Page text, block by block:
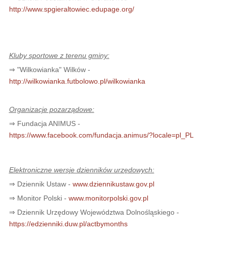
http://www.spgieraltowiec.edupage.org/
Kluby sportowe z terenu gminy:
⇒ "Wilkowianka" Wilków -
http://wilkowianka.futbolowo.pl/wilkowianka
Organizacje pozarządowe:
⇒ Fundacja ANIMUS -
https://www.facebook.com/fundacja.animus/?locale=pl_PL
Elektroniczne wersje dzienników urzędowych:
⇒ Dziennik Ustaw - www.dziennikustaw.gov.pl
⇒ Monitor Polski - www.monitorpolski.gov.pl
⇒ Dziennik Urzędowy Województwa Dolnośląskiego -
https://edzienniki.duw.pl/actbymonths